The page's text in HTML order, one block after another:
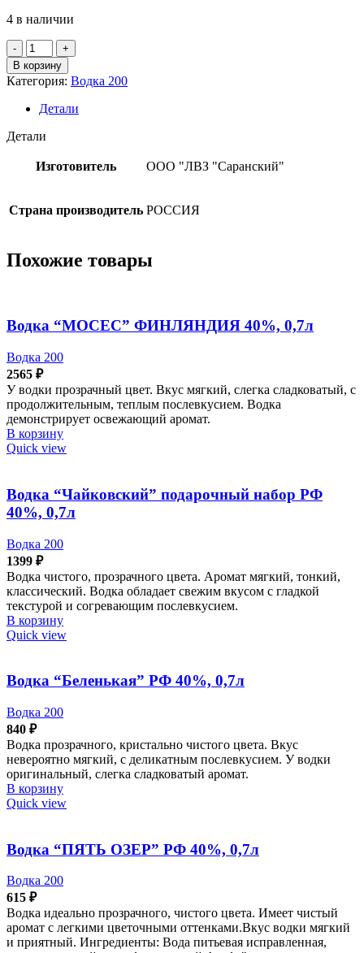
4 в наличии
Количество
товара
Водка
"ЧИСТЫЕ
РОСЫ
ИЗ
ЯЧМЕННОГО
РФ
В корзину
Категория: Водка 200
Детали
Детали
Изготовитель ООО "ЛВЗ "Саранский"
Страна производитель РОССИЯ
Похожие товары
Водка “МОСЕС” ФИНЛЯНДИЯ 40%, 0,7л
Водка 200
2565 ₽
У водки прозрачный цвет. Вкус мягкий, слегка сладковатый, с
продолжительным, теплым послевкусием. Водка
демонстрирует освежающий аромат.
В корзину
Quick view
Водка “Чайковский” подарочный набор РФ
40%, 0,7л
Водка 200
1399 ₽
Водка чистого, прозрачного цвета. Аромат мягкий, тонкий,
классический. Водка обладает свежим вкусом с гладкой
текстурой и согревающим послевкусием.
В корзину
Quick view
Водка “Беленькая” РФ 40%, 0,7л
Водка 200
840 ₽
Водка прозрачного, кристально чистого цвета. Вкус
невероятно мягкий, с деликатным послевкусием. У водки
оригинальный, слегка сладковатый аромат.
В корзину
Quick view
Водка “ПЯТЬ ОЗЕР” РФ 40%, 0,7л
Водка 200
615 ₽
Водка идеально прозрачного, чистого цвета. Имеет чистый
аромат с легкими цветочными оттенками.Вкус водки мягкий
и приятный. Ингредиенты: Вода питьевая исправленная,